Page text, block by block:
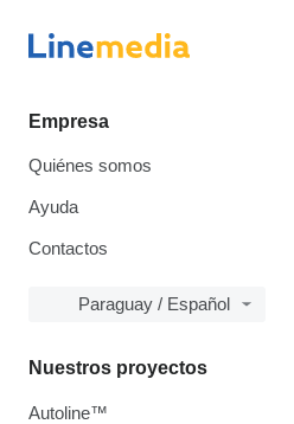
Empresa
Quiénes somos
Ayuda
Contactos
Paraguay / Español
Nuestros proyectos
Autoline™